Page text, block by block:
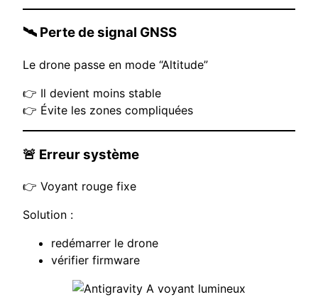
🛰️ Perte de signal GNSS
Le drone passe en mode “Altitude”
👉 Il devient moins stable
👉 Évite les zones compliquées
🚨 Erreur système
👉 Voyant rouge fixe
Solution :
redémarrer le drone
vérifier firmware